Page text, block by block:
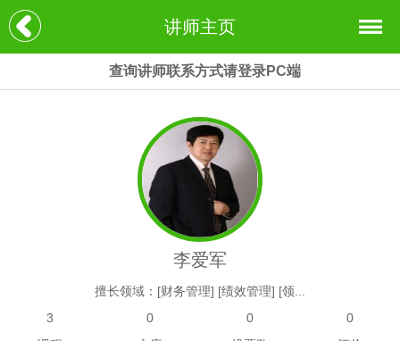
讲师主页
查询讲师联系方式请登录PC端
李爱军
擅长领域：[财务管理] [绩效管理] [领...
3
0 0
0